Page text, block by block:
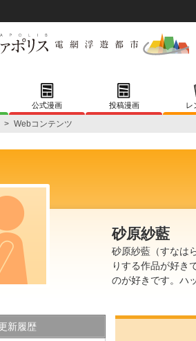
公式漫画 投稿漫画 レ
> Webコンテンツ
砂原紗藍
砂原紗藍（すなは
りする作品が好き
のが好きです。ハ
新履歴